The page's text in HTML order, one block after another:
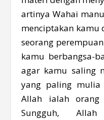
artinya Wahai
menciptakan kamu
seorang
kamu berbangsa-
agar kamu saling
yang paling
Allah ialah orang
Sungguh,